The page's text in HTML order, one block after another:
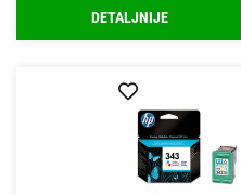
DETALJNIJE